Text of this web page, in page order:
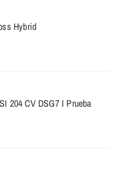
Hybrid
204 CV DSG7 I Prueba